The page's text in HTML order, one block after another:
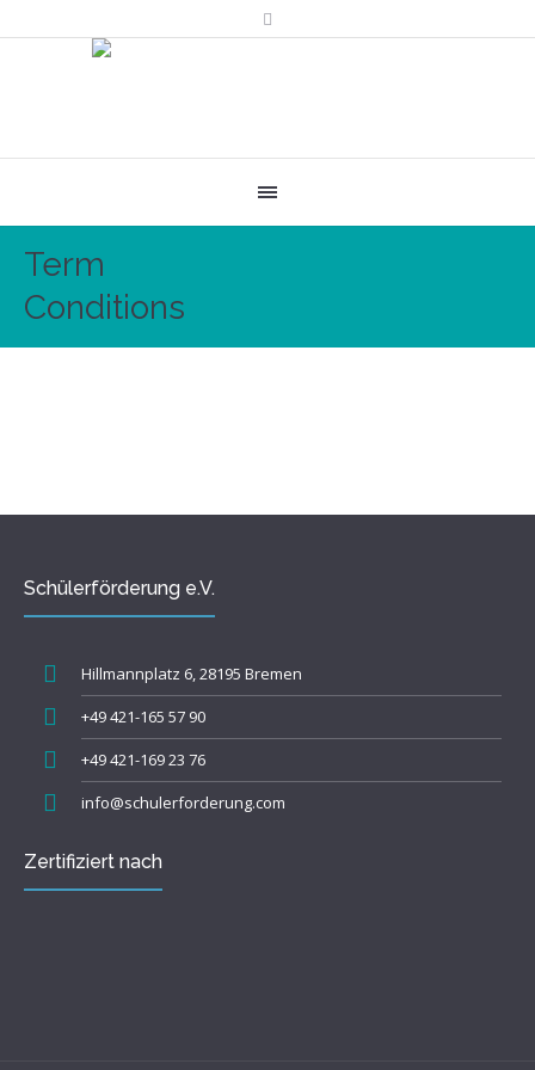
Term
Conditions
Schülerförderung e.V.
Hillmannplatz 6, 28195 Bremen
+49 421-165 57 90
+49 421-169 23 76
info@schulerforderung.com
Zertifiziert nach